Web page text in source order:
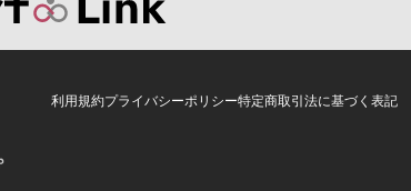
利用規約プライバシーポリシー特定商取引法に基づく表記